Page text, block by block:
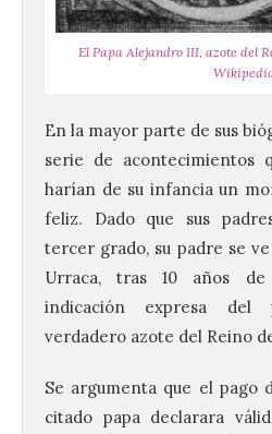
El Papa Alejandro III, azote del
En la mayor parte de sus
serie de acontecimientos
harían de su infancia un
feliz. Dado que sus
tercer grado, su padre se
Urraca, tras 10 años
indicación expresa del
verdadero azote del Reino
Se argumenta que el pago
citado papa declarara